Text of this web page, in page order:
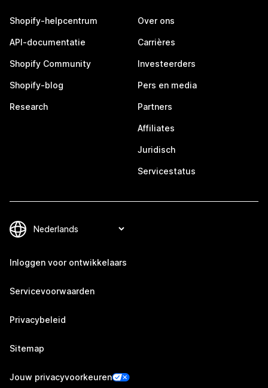
Shopify-helpcentrum
API-documentatie
Shopify Community
Shopify-blog
Research
Over ons
Carrières
Investeerders
Pers en media
Partners
Affiliates
Juridisch
Servicestatus
Inloggen voor ontwikkelaars
Servicevoorwaarden
Privacybeleid
Sitemap
Jouw privacyvoorkeuren